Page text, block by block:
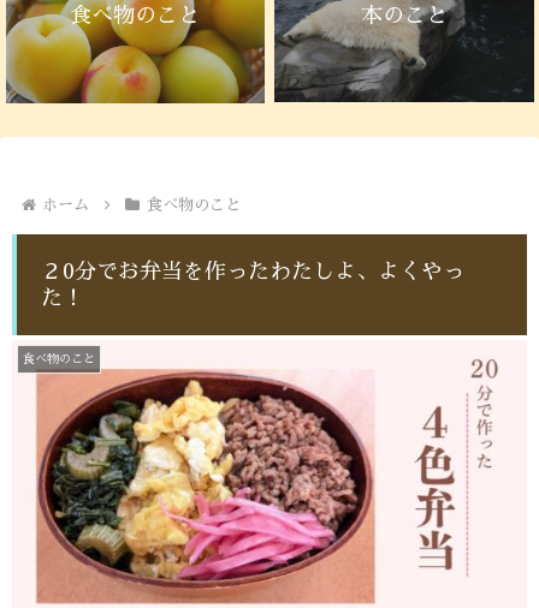
食べ物のこと 本のこと
ホーム 食べ物のこと
２0分でお弁当を作ったわたしよ、よくやっ
た！
食べ物のこと